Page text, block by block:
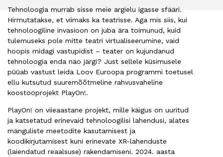
Tehnoloogia murrab sisse meie argielu igasse sfääri.
Hirmutatakse, et viimaks ka teatrisse. Aga mis siis, kui
tehnoloogiline invasioon on juba ära toimunud, kuid
tulemuseks pole mitte teatri virtualiseerumine, vaid
hoopis midagi vastupidist – teater on kujundanud
tehnoloogia enda näo järgi? Just sellele küsimusele
püüab vastust leida Loov Euroopa programmi toetusel
ellu kutsutud suuremõõtmeline rahvusvaheline
koostööprojekt PlayOn!.
PlayOn! on viieaastane projekt, mille käigus on uuritud
ja katsetatud erinevaid tehnoloogilisi lahendusi, alates
mänguliste meetodite kasutamisest ja
koodikirjutamisest kuni erinevate XR-lahenduste
(laiendatud reaalsuse) rakendamiseni. 2024. aasta